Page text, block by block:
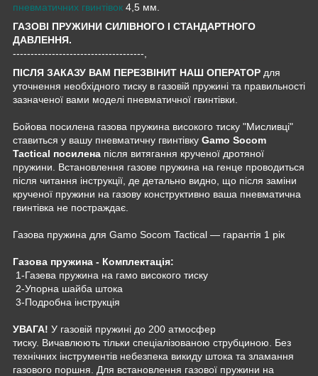
пневматичних гвинтівок 4,5 мм.
ГАЗОВІ ПРУЖИНИ СИЛІВНОГО І СТАНДАРТНОГО
ДАВЛЕННЯ.
-------------------------------------,
ПІСЛЯ ЗАКАЗУ ВАМ ПЕРЕЗВІНИТ НАШ ОПЕРАТОР для
уточнення необхідного тиску в газовій пружині та правильності
зазначеної вами моделі пневматичної гвинтівки.
Бойова посилена газова пружина високого тиску "Мисливці"
ставиться у вашу пневматичну гвинтівку Gamo Socom
Tactical посилена після витягання крученої дротяної
пружини. Встановлення газове пружина на генце проводиться
після читання інструкції, де детально видно, що після заміни
крученої пружини на газову конструктивно ваша пневматична
гвинтівка не постраждає.
Газова пружина для Gamo Socom Tactical — гарантія 1 рік
Газова пружина - Комплектація:
1-Газева пружина на гамо високого тиску
2-Упорна шайба штока
3-Подробна інструкція
УВАГА! У газовій пружині до 200 атмосфер
тиску. Вичавлюють тільки спеціалізованою струбциною. Без
технічних інструментів небезпека викиду штока та зламання
газового поршня. Для встановлення газової пружини на